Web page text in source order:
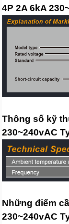
4P 2A 6kA
Thông số kỹ
230~240vAC
Những điểm
230~240vAC